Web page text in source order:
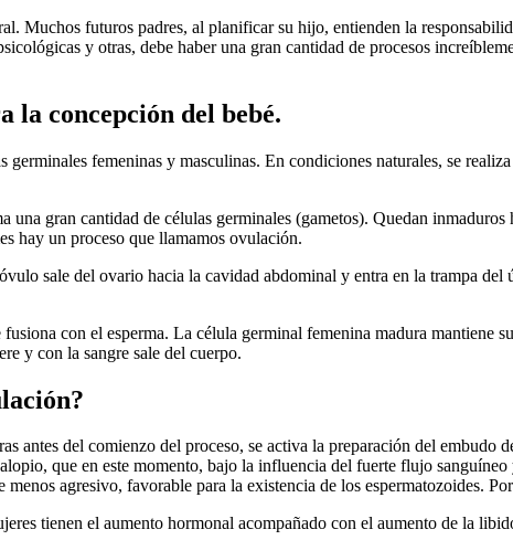
Muchos futuros padres, al planificar su hijo, entienden la
y otras, debe haber una gran cantidad de procesos
la concepción del bebé.
femeninas y masculinas. En condiciones naturales, se
gran cantidad de células germinales (gametos). Quedan
hay un proceso que llamamos ovulación.
sale del ovario hacia la cavidad abdominal y entra en la trampa
con el esperma. La célula germinal femenina madura mantiene
y con la sangre sale del cuerpo.
antes del comienzo del proceso, se activa la preparación del
que en este momento, bajo la influencia del fuerte flujo
agresivo, favorable para la existencia de los espermatozoides.
tienen el aumento hormonal acompañado con el aumento de la